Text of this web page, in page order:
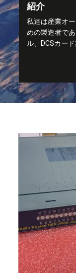
紹介
私達は産業オ
めの製造者で
ル、DCSカー